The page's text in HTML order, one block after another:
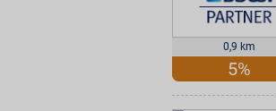
0,9 km
5%